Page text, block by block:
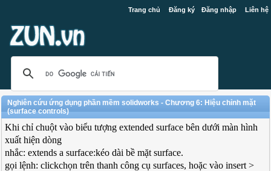
Trang chủ Đăng ký Đăng nhập Liên hệ
Nghiên cứu ứng dụng phần mềm solidworks - Chương 6: Hiệu chỉnh mặt
(surface controls)
Khi chỉ chuột vào biểu tượng extended surface bên dưới màn hình
xuất hiện dòng
nhắc: extends a surface:kéo dài bề mặt surface.
gọi lệnh: clickchọn trên thanh công cụ surfaces, hoặc vào insert >